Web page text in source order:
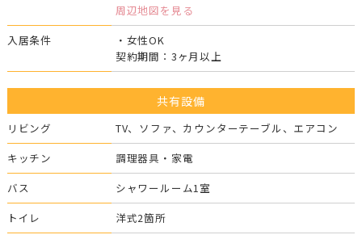
周辺地図を見る
入居条件
・女性OK
契約期間：3ヶ月以上
共有設備
リビング
TV、ソファ、カウンターテーブル、エアコン
キッチン
調理器具・家電
バス
シャワールーム1室
トイレ
洋式2箇所